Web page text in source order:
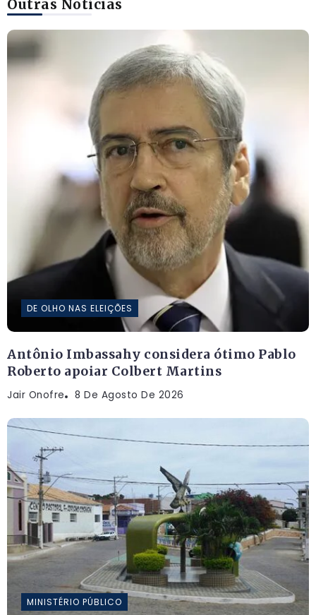
Outras Notícias
DE OLHO NAS ELEIÇÕES
Antônio Imbassahy considera ótimo Pablo
Roberto apoiar Colbert Martins
Jair Onofre 8 De Agosto De 2026
MINISTÉRIO PÚBLICO